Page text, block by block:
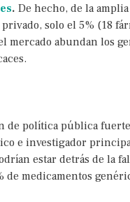
. De hecho, de la
solo el 5% (18
mercado abundan los
de política pública
e investigador
estar detrás de la
medicamentos